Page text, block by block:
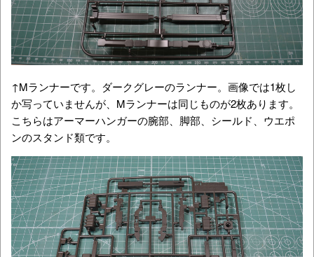
↑Mランナーです。ダークグレーのランナー。画像では1枚し
か写っていませんが、Mランナーは同じものが2枚あります。
こちらはアーマーハンガーの腕部、脚部、シールド、ウエポ
ンのスタンド類です。